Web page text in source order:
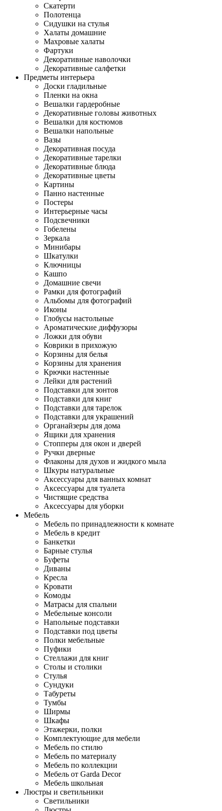
Скатерти
Полотенца
Сидушки на стулья
Халаты домашние
Махровые халаты
Фартуки
Декоративные наволочки
Декоративные салфетки
Предметы интерьера
Доски гладильные
Пленки на окна
Вешалки гардеробные
Декоративные головы животных
Вешалки для костюмов
Вешалки напольные
Вазы
Декоративная посуда
Декоративные тарелки
Декоративные блюда
Декоративные цветы
Картины
Панно настенные
Постеры
Интерьерные часы
Подсвечники
Гобелены
Зеркала
Минибары
Шкатулки
Ключницы
Кашпо
Домашние свечи
Рамки для фотографий
Альбомы для фотографий
Иконы
Глобусы настольные
Ароматические диффузоры
Ложки для обуви
Коврики в прихожую
Корзины для белья
Корзины для хранения
Крючки настенные
Лейки для растений
Подставки для зонтов
Подставки для книг
Подставки для тарелок
Подставки для украшений
Органайзеры для дома
Ящики для хранения
Стопперы для окон и дверей
Ручки дверные
Флаконы для духов и жидкого мыла
Шкуры натуральные
Аксессуары для ванных комнат
Аксессуары для туалета
Чистящие средства
Аксессуары для уборки
Мебель
Мебель по принадлежности к комнате
Мебель в кредит
Банкетки
Барные стулья
Буфеты
Диваны
Кресла
Кровати
Комоды
Матрасы для спальни
Мебельные консоли
Напольные подставки
Подставки под цветы
Полки мебельные
Пуфики
Стеллажи для книг
Столы и столики
Стулья
Сундуки
Табуреты
Тумбы
Ширмы
Шкафы
Этажерки, полки
Комплектующие для мебели
Мебель по стилю
Мебель по материалу
Мебель по коллекции
Мебель от Garda Decor
Мебель школьная
Люстры и светильники
Светильники